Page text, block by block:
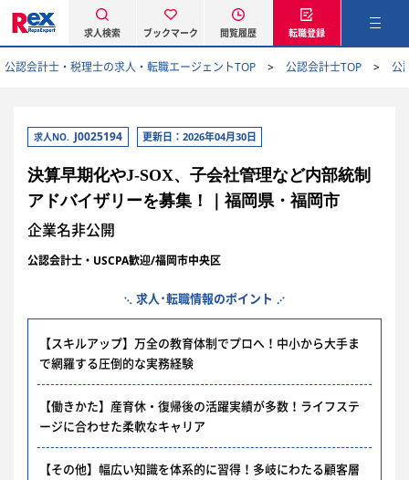
求人検索 ブックマーク 閲覧履歴 転職登録
公認会計士・税理士の求人・転職エージェントTOP 公認会計士TOP 公
求人NO. J0025194 更新日：2026年04月30日
決算早期化やJ-SOX、子会社管理など内部統制
アドバイザリーを募集！｜福岡県・福岡市
企業名非公開
公認会計士・USCPA歓迎/福岡市中央区
求人･転職情報のポイント
【スキルアップ】万全の教育体制でプロへ！中小から大手ま
で網羅する圧倒的な実務経験
【働きかた】産育休・復帰後の活躍実績が多数！ライフステ
ージに合わせた柔軟なキャリア
【その他】幅広い知識を体系的に習得！多岐にわたる顧客層